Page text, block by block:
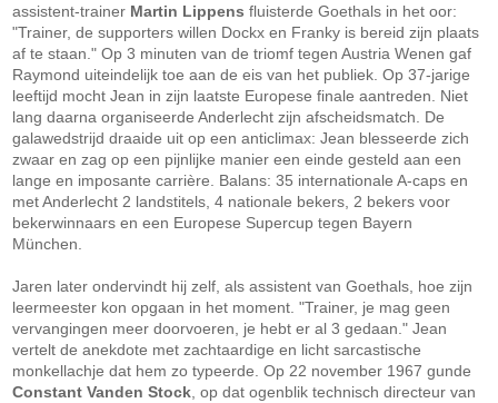
assistent-trainer Martin Lippens fluisterde Goethals in het oor:
"Trainer, de supporters willen Dockx en Franky is bereid zijn plaats
af te staan." Op 3 minuten van de triomf tegen Austria Wenen gaf
Raymond uiteindelijk toe aan de eis van het publiek. Op 37-jarige
leeftijd mocht Jean in zijn laatste Europese finale aantreden. Niet
lang daarna organiseerde Anderlecht zijn afscheidsmatch. De
galawedstrijd draaide uit op een anticlimax: Jean blesseerde zich
zwaar en zag op een pijnlijke manier een einde gesteld aan een
lange en imposante carrière. Balans: 35 internationale A-caps en
met Anderlecht 2 landstitels, 4 nationale bekers, 2 bekers voor
bekerwinnaars en een Europese Supercup tegen Bayern
München.
Jaren later ondervindt hij zelf, als assistent van Goethals, hoe zijn
leermeester kon opgaan in het moment. "Trainer, je mag geen
vervangingen meer doorvoeren, je hebt er al 3 gedaan." Jean
vertelt de anekdote met zachtaardige en licht sarcastische
monkellachje dat hem zo typeerde. Op 22 november 1967 gunde
Constant Vanden Stock , op dat ogenblik technisch directeur van